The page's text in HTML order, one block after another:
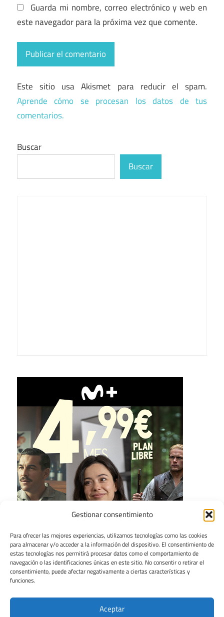
Gestionar consentimiento
Para ofrecer las mejores experiencias, utilizamos tecnologías como las cookies
para almacenar y/o acceder a la información del dispositivo. El consentimiento de
estas tecnologías nos permitirá procesar datos como el comportamiento de
navegación o las identificaciones únicas en este sitio. No consentir o retirar el
consentimiento, puede afectar negativamente a ciertas características y
funciones.
Aceptar
Guarda mi nombre, correo electrónico y web en
este navegador para la próxima vez que comente.
Este sitio usa Akismet para reducir el spam.
Aprende cómo se procesan los datos de tus
comentarios.
Buscar
Buscar